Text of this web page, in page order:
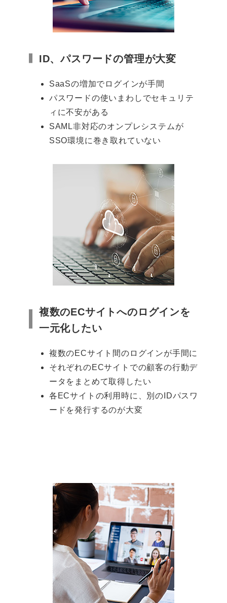
ID、パスワードの管理が大変
SaaSの増加でログインが手間
パスワードの使いまわしでセキュリテ
ィに不安がある
SAML非対応のオンプレシステムが
SSO環境に巻き取れていない
複数のECサイトへのログインを
一元化したい
複数のECサイト間のログインが手間に
それぞれのECサイトでの顧客の行動デ
ータをまとめて取得したい
各ECサイトの利用時に、別のIDパスワ
ードを発行するのが大変